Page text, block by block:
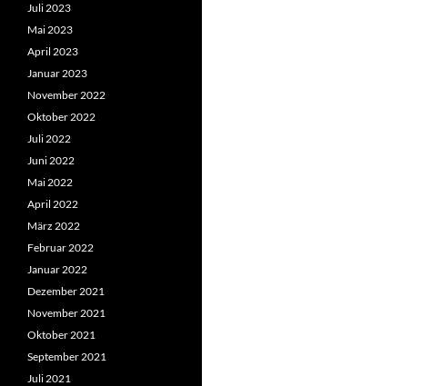
Juli 2023
Mai 2023
April 2023
Januar 2023
November 2022
Oktober 2022
Juli 2022
Juni 2022
Mai 2022
April 2022
März 2022
Februar 2022
Januar 2022
Dezember 2021
November 2021
Oktober 2021
September 2021
Juli 2021